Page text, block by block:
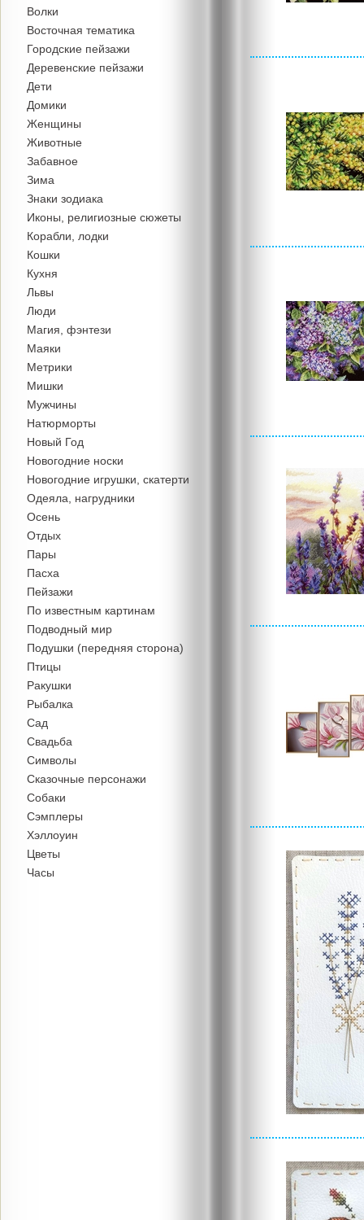
Волки
Восточная тематика
Городские пейзажи
Деревенские пейзажи
Дети
Домики
Женщины
Животные
Забавное
Зима
Знаки зодиака
Иконы, религиозные сюжеты
Корабли, лодки
Кошки
Кухня
Львы
Люди
Магия, фэнтези
Маяки
Метрики
Мишки
Мужчины
Натюрморты
Новый Год
Новогодние носки
Новогодние игрушки, скатерти
Одеяла, нагрудники
Осень
Отдых
Пары
Пасха
Пейзажи
По известным картинам
Подводный мир
Подушки (передняя сторона)
Птицы
Ракушки
Рыбалка
Сад
Свадьба
Символы
Сказочные персонажи
Собаки
Сэмплеры
Хэллоуин
Цветы
Часы